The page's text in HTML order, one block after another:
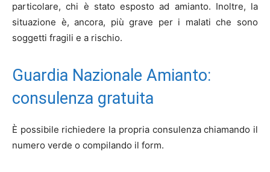
particolare, chi è stato esposto ad amianto. Inoltre, la
situazione è, ancora, più grave per i malati che sono
soggetti fragili e a rischio.
Guardia Nazionale Amianto:
consulenza gratuita
È possibile richiedere la propria consulenza chiamando il
numero verde o compilando il form.